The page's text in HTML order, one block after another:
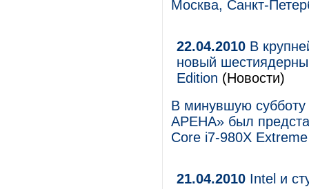
Москва, Санкт-
22.04.2010 В
новый
Edition (Новости)
В минувшую субботу
АРЕНА» был
Core i7-980X
21.04.2010 Intel и